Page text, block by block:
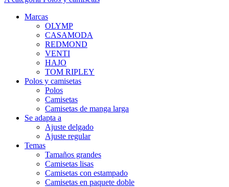
Marcas
OLYMP
CASAMODA
REDMOND
VENTI
HAJO
TOM RIPLEY
Polos y camisetas
Polos
Camisetas
Camisetas de manga larga
Se adapta a
Ajuste delgado
Ajuste regular
Temas
Tamaños grandes
Camisetas lisas
Camisetas con estampado
Camisetas en paquete doble